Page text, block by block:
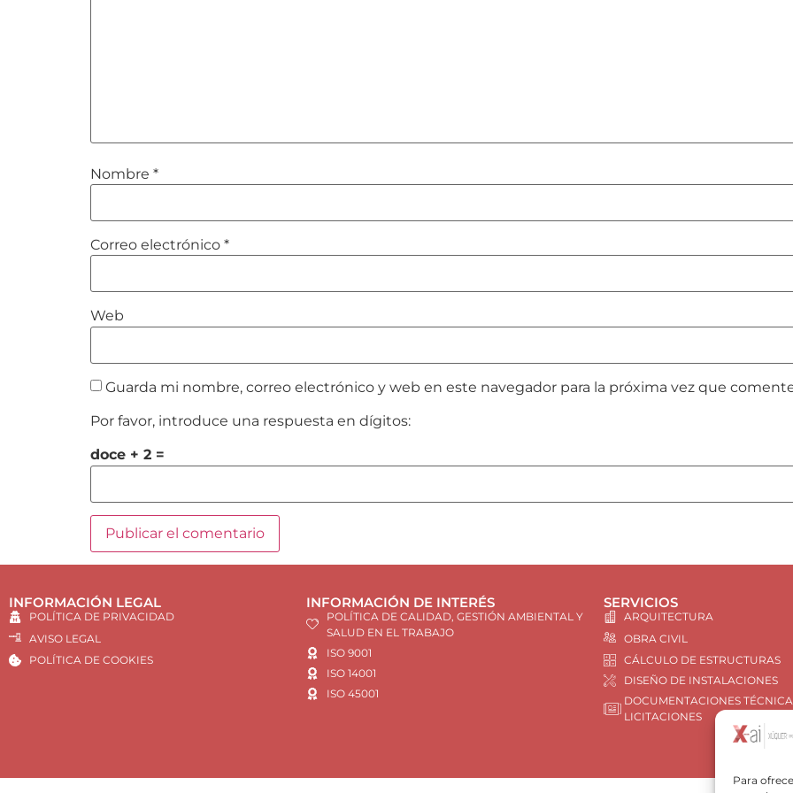
Para
Nombre *
Correo electrónico *
Web
Guarda mi nombre, correo electrónico y web en este navegador para la próxima vez que
Por favor, introduce una respuesta en dígitos:
doce + 2 =
INFORMACIÓN LEGAL
POLÍTICA DE PRIVACIDAD
AVISO LEGAL
POLÍTICA DE COOKIES
INFORMACIÓN DE INTERÉS
POLÍTICA DE CALIDAD, GESTIÓN AMBIENTAL Y
SALUD EN EL TRABAJO
ISO 9001
ISO 14001
ISO 45001
SERVICIOS
ARQUITECTURA
OBRA CIVIL
CÁLCULO DE ESTRUCTURAS
DISEÑO DE INSTALACIONES
DOCUMENTACIONES
LICITACIONES